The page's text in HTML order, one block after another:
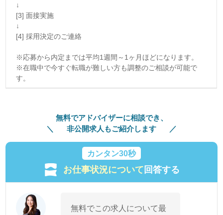
↓
[3] 面接実施
↓
[4] 採用決定のご連絡
※応募から内定までは平均1週間～1ヶ月ほどになります。
※在職中で今すぐ転職が難しい方も調整のご相談が可能で
す。
無料でアドバイザーに相談でき、
非公開求人もご紹介します
カンタン30秒
お仕事状況について回答する
無料でこの求人について最